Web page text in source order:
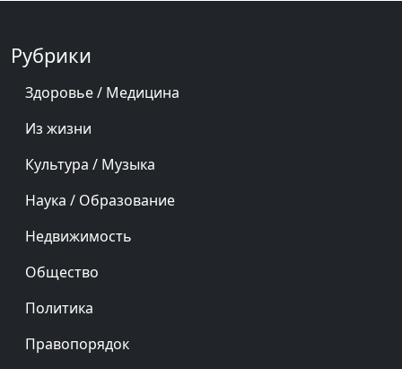
Рубрики
Здоровье / Медицина
Из жизни
Культура / Музыка
Наука / Образование
Недвижимость
Общество
Политика
Правопорядок